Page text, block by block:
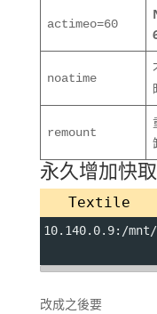
actimeo=60
noatime
remount
永久增加快
Textile
10.140.0.9:/mnt/
改成之後要